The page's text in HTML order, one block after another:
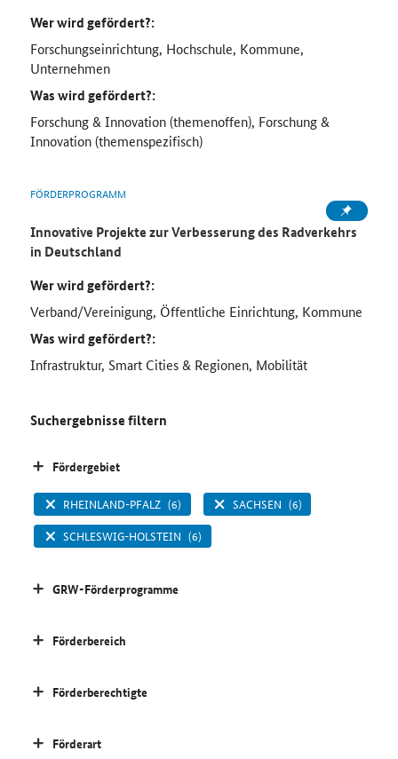
Wer wird gefördert?:
Forschungseinrichtung, Hochschule, Kommune,
Unternehmen
Was wird gefördert?:
Forschung & Innovation (themenoffen), Forschung &
Innovation (themenspezifisch)
FÖRDERPROGRAMM
Innovative Projekte zur Verbesserung des Radverkehrs
in Deutschland
Wer wird gefördert?:
Verband/Vereinigung, Öffentliche Einrichtung, Kommune
Was wird gefördert?:
Infrastruktur, Smart Cities & Regionen, Mobilität
Suchergebnisse filtern
Fördergebiet
RHEINLAND-PFALZ (6) SACHSEN (6)
SCHLESWIG-HOLSTEIN (6)
GRW-Förderprogramme
Förderbereich
Förderberechtigte
Förderart